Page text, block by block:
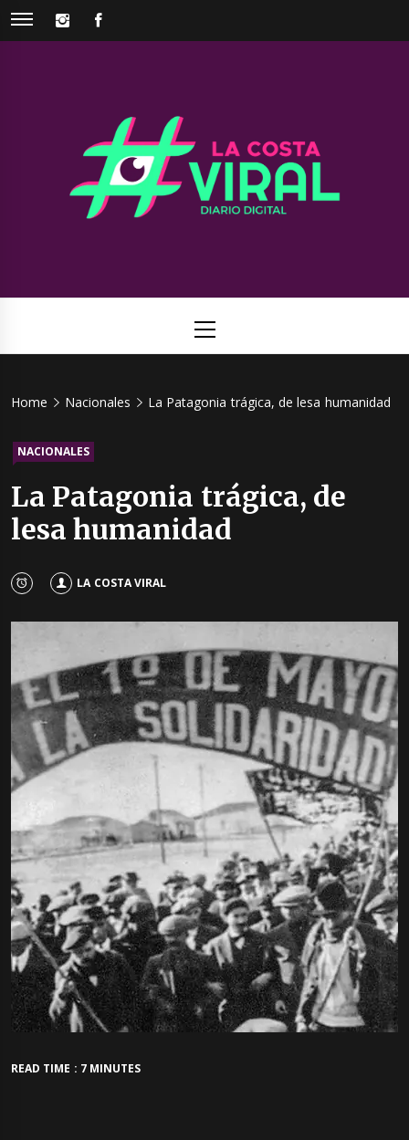
Skip
INSTAGRAM
Viral
Menu
Home Nacionales La Patagonia trágica, de lesa humanidad
NACIONALES
La Patagonia trágica, de
lesa humanidad
LA COSTA VIRAL
READ TIME : 7 MINUTES